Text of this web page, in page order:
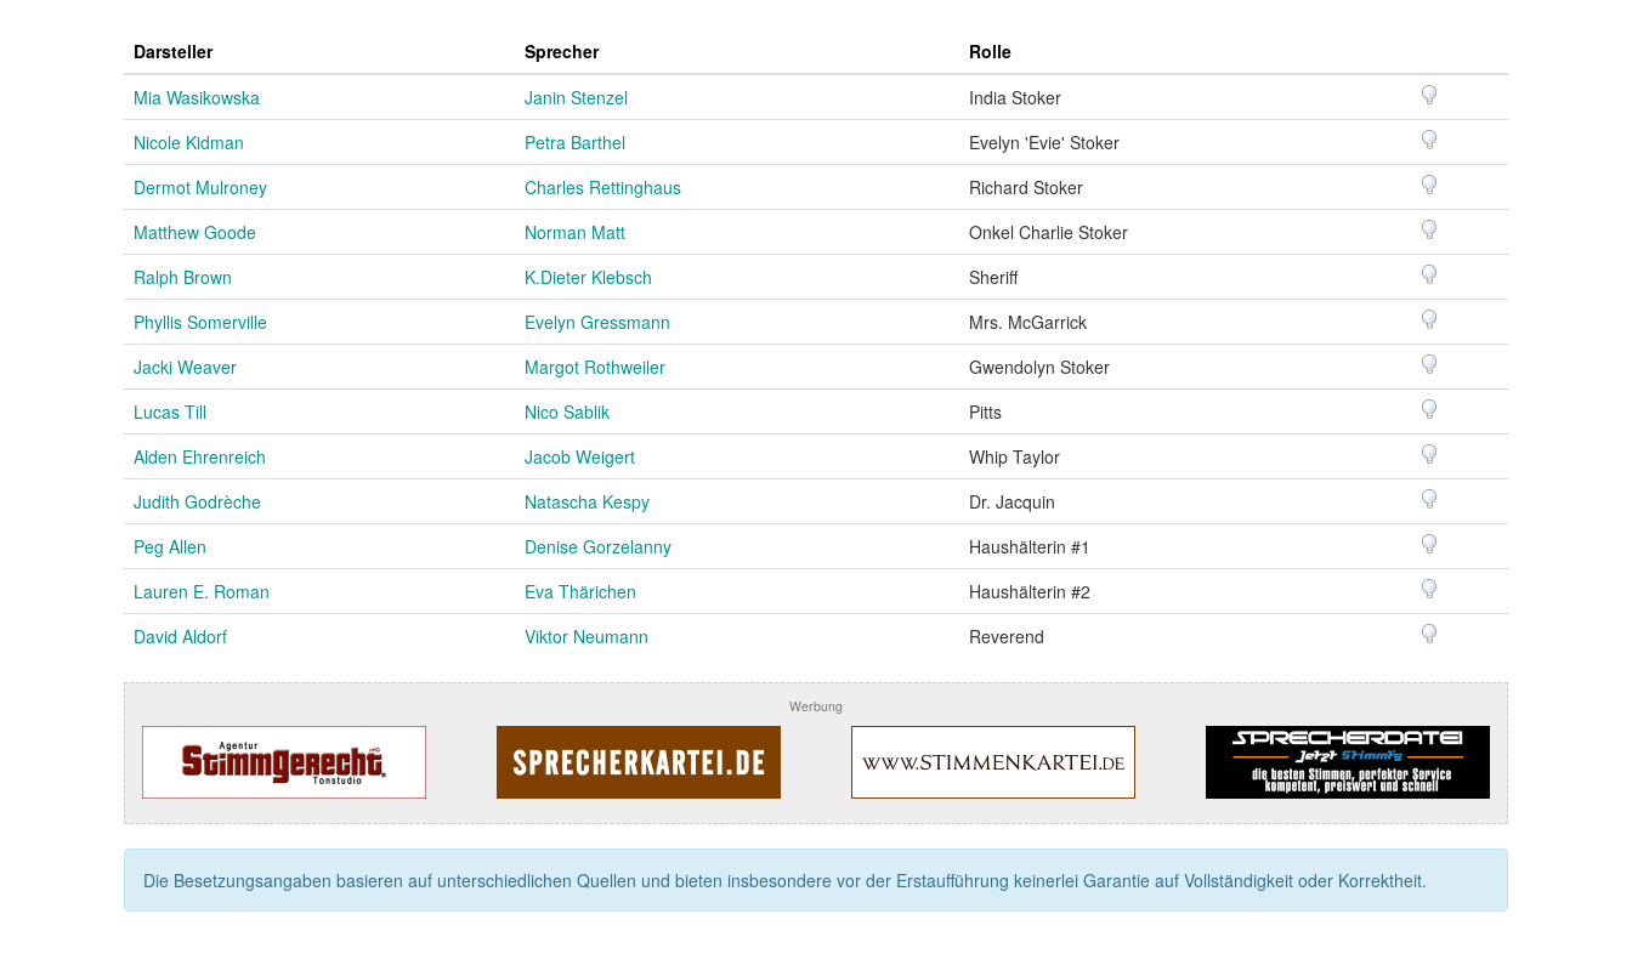
Darsteller Sprecher
Rolle
Mia Wasikowska
Janin Stenzel
India Stoker
Nicole Kidman
Petra Barthel
Evelyn 'Evie' Stoker
Dermot Mulroney
Charles Rettinghaus
Richard Stoker
Matthew Goode
Norman Matt
Onkel Charlie Stoker
Ralph Brown
K.Dieter Klebsch
Sheriff
Phyllis Somerville
Evelyn Gressmann
Mrs. McGarrick
Jacki Weaver
Margot Rothweiler
Gwendolyn Stoker
Lucas Till
Nico Sablik
Pitts
Alden Ehrenreich
Jacob Weigert
Whip Taylor
Judith Godrèche
Natascha Kespy
Dr. Jacquin
Peg Allen
Denise Gorzelanny
Haushälterin #1
Lauren E. Roman
Eva Thärichen
Haushälterin #2
David Aldorf
Viktor Neumann Reverend
Werbung
Die Besetzungsangaben basieren auf unterschiedlichen Quellen und bieten insbesondere vor der Erstaufführung keinerlei Garantie auf Vollständigkeit oder Korrektheit.